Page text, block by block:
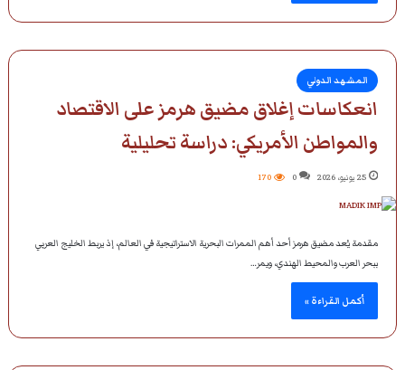
المشهد الدولي
انعكاسات إغلاق مضيق هرمز على الاقتصاد
والمواطن الأمريكي: دراسة تحليلية
25 يونيو، 2026 0
170
مقدمة يُعد مضيق هرمز أحد أهم الممرات البحرية الاستراتيجية في العالم، إذ يربط الخليج العربي
ببحر العرب والمحيط الهندي، ويمر…
أكمل القراءة »